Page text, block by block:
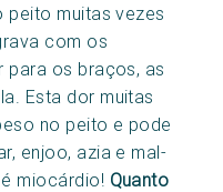
peito muitas vezes
com os
para os braços, as
Esta dor muitas
no peito e pode
enjoo, azia e mal-
miocárdio! Quanto